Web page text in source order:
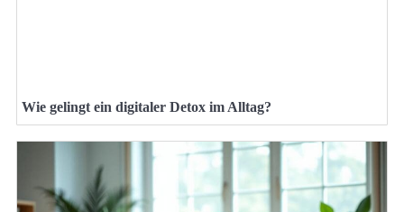
Wie gelingt ein digitaler Detox im Alltag?